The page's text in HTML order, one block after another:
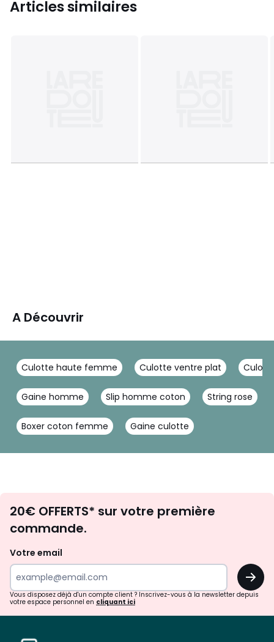
Articles similaires
A Découvrir
Culotte haute femme Culotte ventre plat
Gaine homme Slip homme coton String rose
Boxer coton femme Gaine culotte
d'inspirations
surprises?
20€ OFFERTS* sur votre première
commande.
Votre email
OK
Vous disposez déjà d'un compte client ? Inscrivez-vous à la newsletter depuis
votre espace personnel en cliquant ici